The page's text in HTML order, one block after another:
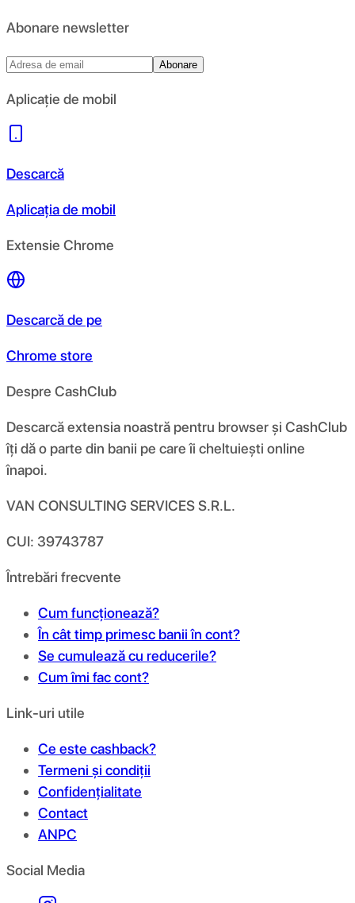
Abonare newsletter
Abonare
Aplicație de mobil
Descarcă
Aplicația de mobil
Extensie Chrome
Descarcă de pe
Chrome store
Despre CashClub
Descarcă extensia noastră pentru browser și CashClub
îți dă o parte din banii pe care îi cheltuiești online
înapoi.
VAN CONSULTING SERVICES S.R.L.
CUI: 39743787
Întrebări frecvente
Cum funcționează?
În cât timp primesc banii în cont?
Se cumulează cu reducerile?
Cum îmi fac cont?
Link-uri utile
Ce este cashback?
Termeni și condiții
Confidențialitate
Contact
ANPC
Social Media